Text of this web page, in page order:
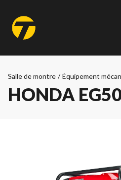
Salle de montre / Équipement
HONDA